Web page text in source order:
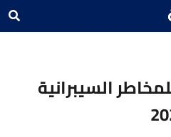
للمخاطر السيبرانية